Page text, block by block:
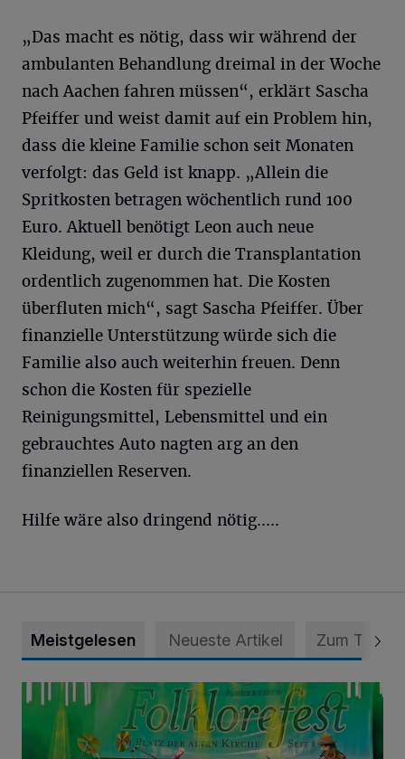
„Das macht es nötig, dass wir während der
ambulanten Behandlung dreimal in der Woche
nach Aachen fahren müssen“, erklärt Sascha
Pfeiffer und weist damit auf ein Problem hin,
dass die kleine Familie schon seit Monaten
verfolgt: das Geld ist knapp. „Allein die
Spritkosten betragen wöchentlich rund 100
Euro. Aktuell benötigt Leon auch neue
Kleidung, weil er durch die Transplantation
ordentlich zugenommen hat. Die Kosten
überfluten mich“, sagt Sascha Pfeiffer. Über
finanzielle Unterstützung würde sich die
Familie also auch weiterhin freuen. Denn
schon die Kosten für spezielle
Reinigungsmittel, Lebensmittel und ein
gebrauchtes Auto nagten arg an den
finanziellen Reserven.
Hilfe wäre also dringend nötig.....
Meistgelesen Neueste Artikel Zum Thema
Folklorefest Krefeld – „Frauen dieser Welt“